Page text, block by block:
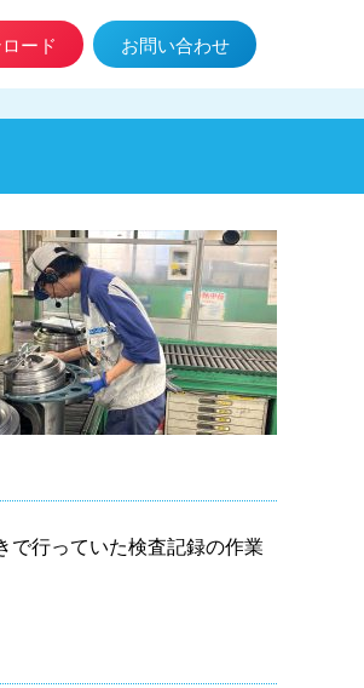
ード お問い合わせ
で行っていた検査記録の作業